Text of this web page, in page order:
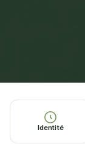
Identité